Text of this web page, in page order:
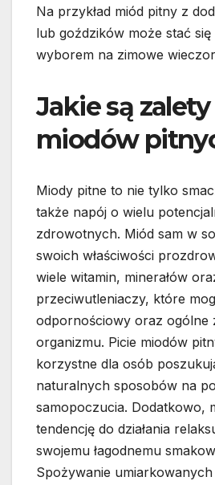
Na przykład miód pitny z
lub goździków może stać się
wyborem na zimowe
Jakie są
miodów
Miody pitne to nie tylko
także napój o wielu
zdrowotnych. Miód sam w
swoich właściwości
wiele witamin, minerałów
przeciwutleniaczy, które
odpornościowy oraz ogólne
organizmu. Picie miodów
korzystne dla osób
naturalnych sposobów na
samopoczucia. Dodatkowo,
tendencję do działania
swojemu łagodnemu
Spożywanie